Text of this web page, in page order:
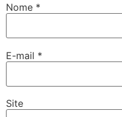
Nome *
E-mail *
Site